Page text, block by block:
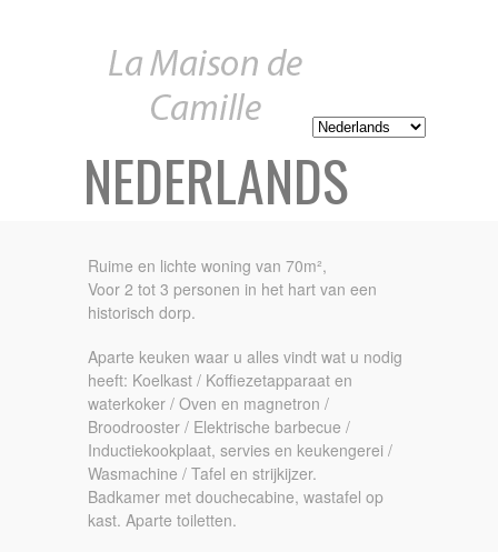
NEDERLANDS
Ruime en lichte woning van 70m²,
Voor 2 tot 3 personen in het hart van een
historisch dorp.
Aparte keuken waar u alles vindt wat u nodig
heeft: Koelkast / Koffiezetapparaat en
waterkoker / Oven en magnetron /
Broodrooster / Elektrische barbecue /
Inductiekookplaat, servies en keukengerei /
Wasmachine / Tafel en strijkijzer.
Badkamer met douchecabine, wastafel op
kast. Aparte toiletten.